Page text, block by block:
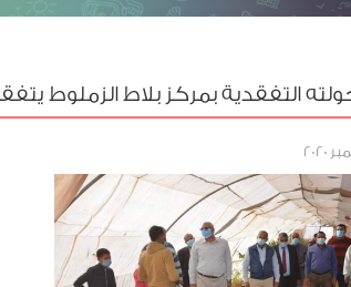
التفقدية بمركز بلاط الزملوط